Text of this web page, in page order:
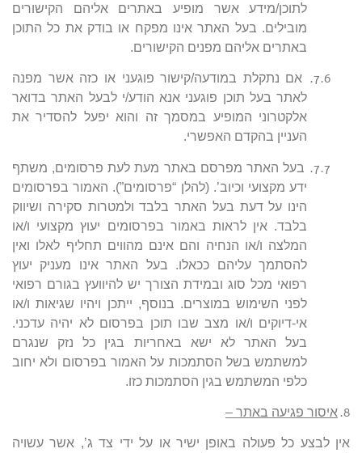
לתוכן/מידע אשר מופיע באתרים אליהם הקישורים
מובילים. בעל האתר אינו מפקח או בודק את כל התוכן
באתרים אליהם מפנים הקישורים.
7.6.
אם נתקלת במודעה/קישור פוגעני או כזה אשר מפנה
לאתר בעל תוכן פוגעני אנא הודע/י לבעל האתר בדואר
אלקטרוני המופיע במסמך זה והוא יפעל להסדיר את
העניין בהקדם האפשרי.
7.7.
בעל האתר מפרסם באתר מעת לעת פרסומים, משתף
ידע מקצועי וכיוב’. (להלן “פרסומים”). האמור בפרסומים
הינו על דעת בעל האתר בלבד ולמטרות סקירה ושיווק
בלבד. אין לראות באמור בפרסומים יעוץ מקצועי ו/או
המלצה ו/או הנחיה והם אינם מהווים תחליף לאלו ואין
להסתמך עליהם ככאלו. בעל האתר אינו מעניק יעוץ
רפואי מכל סוג ובמידת הצורך יש להיוועץ בגורם רפואי
לפני השימוש במוצרים. בנוסף, ייתכן ויהיו שגיאות ו/או
אי-דיוקים ו/או מצב שבו תוכן בפרסום לא יהיה עדכני.
בעל האתר לא ישא באחריות בגין כל נזק שנגרם
למשתמש בשל הסתמכות על האמור בפרסום ולא יחוב
כלפי המשתמש בגין הסתמכות כזו.
8. איסור פגיעה באתר –
אין לבצע כל פעולה באופן ישיר או על ידי צד ג’, אשר עשויה